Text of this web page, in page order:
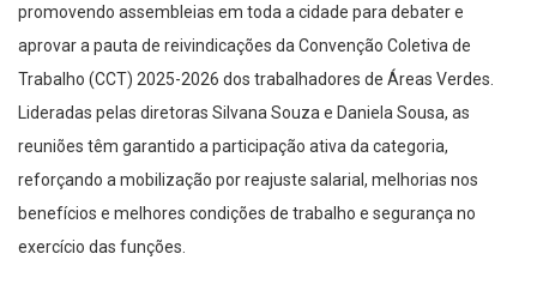
promovendo assembleias em toda a cidade para debater e
aprovar a pauta de reivindicações da Convenção Coletiva de
Trabalho (CCT) 2025-2026 dos trabalhadores de Áreas Verdes.
Lideradas pelas diretoras Silvana Souza e Daniela Sousa, as
reuniões têm garantido a participação ativa da categoria,
reforçando a mobilização por reajuste salarial, melhorias nos
benefícios e melhores condições de trabalho e segurança no
exercício das funções.